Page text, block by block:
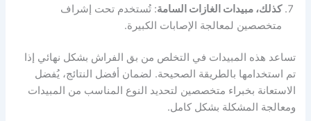
كذلك، مبيدات الغازات السامة: تُستخدم تحت إشراف
متخصصين لمعالجة الإصابات الكبيرة.
تساعد هذه المبيدات في التخلص من بق الفراش بشكل نهائي إذا
تم استخدامها بالطريقة الصحيحة. لضمان أفضل النتائج، يُفضل
الاستعانة بخبراء متخصصين لتحديد النوع المناسب من المبيدات
ومعالجة المشكلة بشكل كامل.